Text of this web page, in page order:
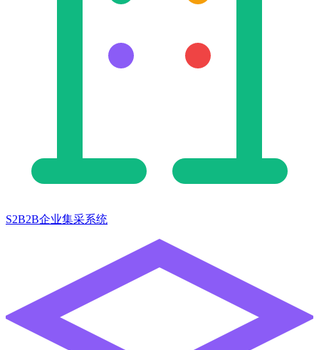
S2B2B企业集采系统